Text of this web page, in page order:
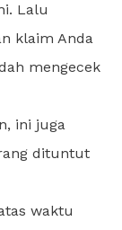
Lalu
klaim Anda
mengecek
ini juga
dituntut
waktu